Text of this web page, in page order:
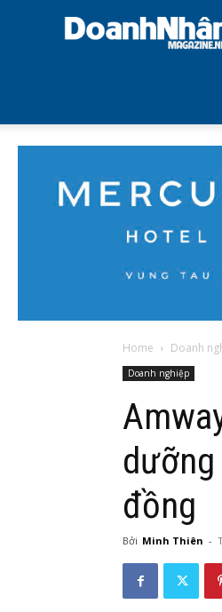
Home Doanh
Doanh nghiệp
đồng
Bởi Minh Thiên -